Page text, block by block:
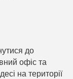
до
офіс та
на території